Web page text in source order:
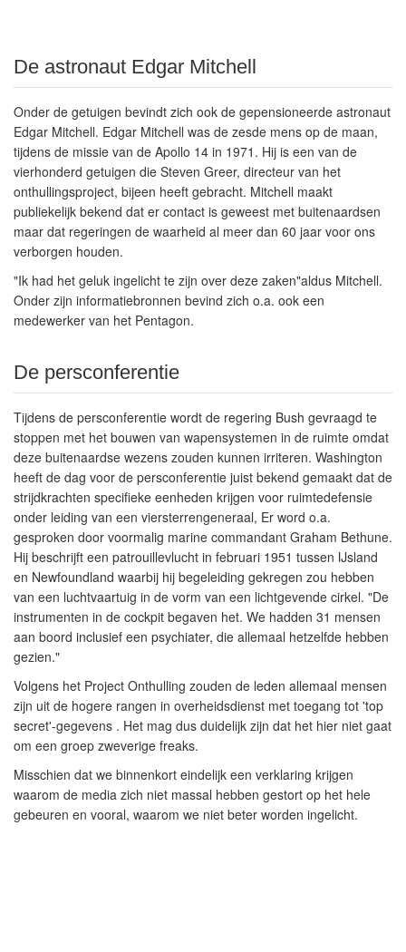
De astronaut Edgar Mitchell
Onder de getuigen bevindt zich ook de gepensioneerde astronaut
Edgar Mitchell. Edgar Mitchell was de zesde mens op de maan,
tijdens de missie van de Apollo 14 in 1971. Hij is een van de
vierhonderd getuigen die Steven Greer, directeur van het
onthullingsproject, bijeen heeft gebracht. Mitchell maakt
publiekelijk bekend dat er contact is geweest met buitenaardsen
maar dat regeringen de waarheid al meer dan 60 jaar voor ons
verborgen houden.
"Ik had het geluk ingelicht te zijn over deze zaken"aldus Mitchell.
Onder zijn informatiebronnen bevind zich o.a. ook een
medewerker van het Pentagon.
De persconferentie
Tijdens de persconferentie wordt de regering Bush gevraagd te
stoppen met het bouwen van wapensystemen in de ruimte omdat
deze buitenaardse wezens zouden kunnen irriteren. Washington
heeft de dag voor de persconferentie juist bekend gemaakt dat de
strijdkrachten specifieke eenheden krijgen voor ruimtedefensie
onder leiding van een viersterrengeneraal, Er word o.a.
gesproken door voormalig marine commandant Graham Bethune.
Hij beschrijft een patrouillevlucht in februari 1951 tussen IJsland
en Newfoundland waarbij hij begeleiding gekregen zou hebben
van een luchtvaartuig in de vorm van een lichtgevende cirkel. "De
instrumenten in de cockpit begaven het. We hadden 31 mensen
aan boord inclusief een psychiater, die allemaal hetzelfde hebben
gezien."
Volgens het Project Onthulling zouden de leden allemaal mensen
zijn uit de hogere rangen in overheidsdienst met toegang tot 'top
secret'-gegevens . Het mag dus duidelijk zijn dat het hier niet gaat
om een groep zweverige freaks.
Misschien dat we binnenkort eindelijk een verklaring krijgen
waarom de media zich niet massal hebben gestort op het hele
gebeuren en vooral, waarom we niet beter worden ingelicht.